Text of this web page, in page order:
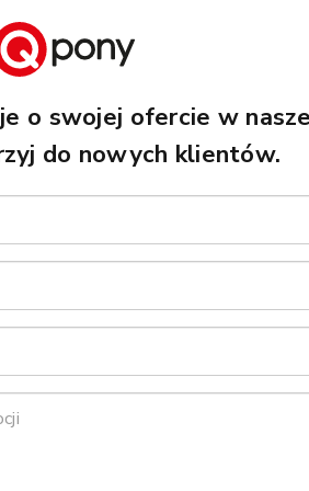
o swojej ofercie w
do nowych klientów.